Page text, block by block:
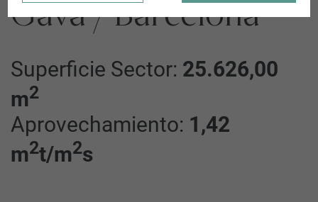
Gavà / Barcelona
Superficie Sector: 25.626,00
m2
Aprovechamiento: 1,42
m2t/m2s